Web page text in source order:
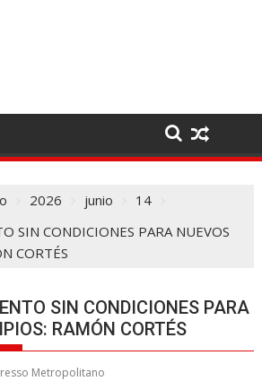
2026 junio
14
SIN CONDICIONES PARA NUEVOS
CORTÉS
SIN CONDICIONES PARA
RAMÓN CORTÉS
Metropolitano